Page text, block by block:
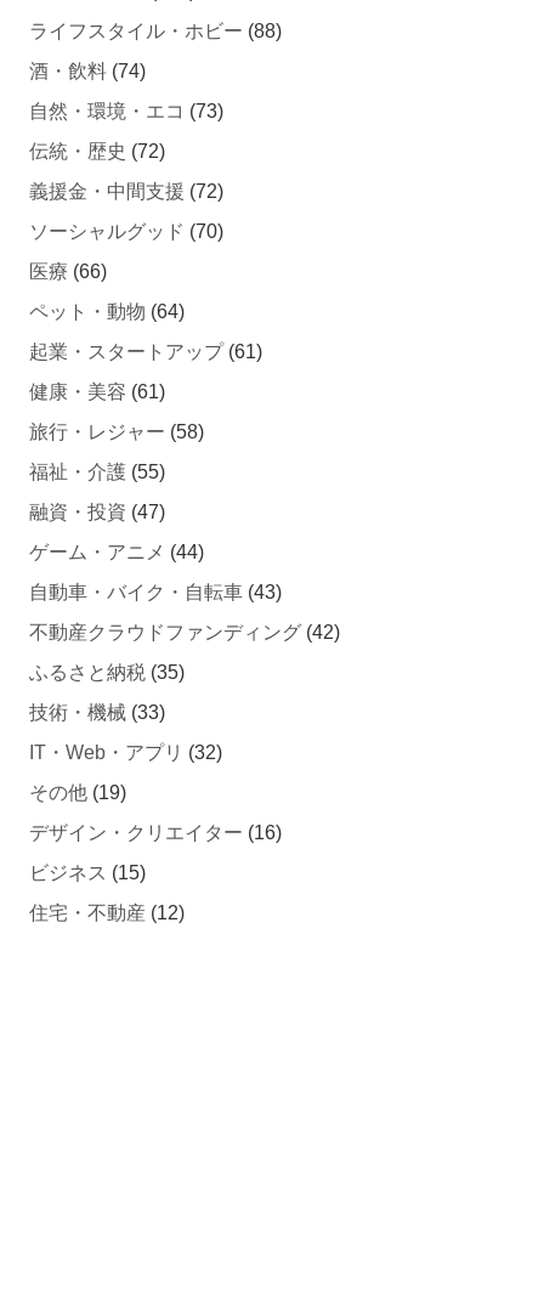
酒・飲料 (74)
自然・環境・エコ
伝統・歴史 (72)
義援金・中間支援
ソーシャルグッド (70)
医療 (66)
ペット・動物
起業・スタートアップ
健康・美容 (61)
旅行・レジャー
福祉・介護(55)
融資・投資 (47)
ゲーム・アニメ
自動車・バイク・自転車
不動産クラウドファンディング
ふるさと納税 (35)
技術・機械(33)
IT・Web・アプリ
その他(19)
デザイン・クリエイター
ビジネス (15)
住宅・不動産